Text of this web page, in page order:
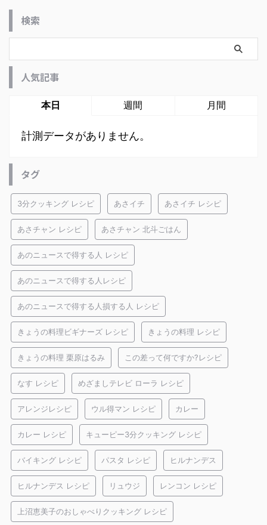
検索
人気記事
本日 週間 月間
計測データがありません。
タグ
3分クッキング レシピ あさイチ あさイチ レシピ
あさチャン レシピ あさチャン 北斗ごはん
あのニュースで得する人 レシピ
あのニュースで得する人レシピ
あのニュースで得する人損する人 レシピ
きょうの料理ビギナーズ レシピ きょうの料理 レシピ
きょうの料理 栗原はるみ この差って何ですか?レシピ
なす レシピ めざましテレビ ローラ レシピ
アレンジレシピ ウル得マン レシピ カレー
カレー レシピ キューピー3分クッキング レシピ
バイキング レシピ パスタ レシピ ヒルナンデス
ヒルナンデス レシピ リュウジ レンコン レシピ
上沼恵美子のおしゃべりクッキング レシピ